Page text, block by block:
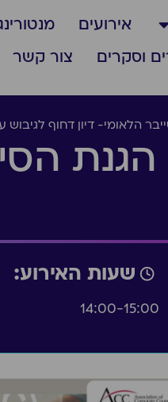
אירועים
וסקרים
צור קשר
הלאומי- דיון דחוף לגיבוש
שעות האירוע:
14:00-15:00